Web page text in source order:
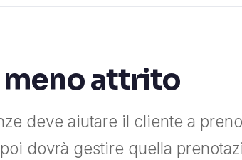
meno attrito
deve aiutare il cliente a
dovrà gestire quella